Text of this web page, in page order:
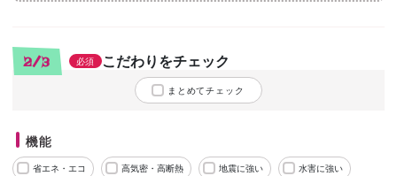
2/3 必須 こだわりをチェック
まとめてチェック
機能
省エネ・エコ 高気密・高断熱 地震に強い 水害に強い